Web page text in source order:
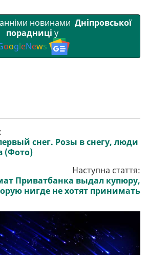
новинами Дніпровської
порадниці у
oogleNews
снег. Розы в снегу, люди
(Фото)
Наступна стаття:
Приватбанка выдал купюру,
нигде не хотят принимать